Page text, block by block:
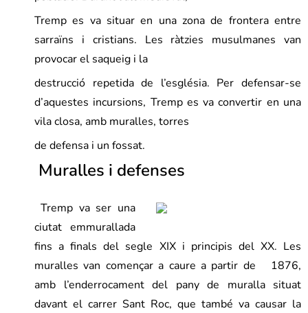
Tremp es va situar en una zona de frontera entre
sarraïns i cristians. Les ràtzies musulmanes van
provocar el saqueig i la
destrucció repetida de l’església. Per defensar-se
d’aquestes incursions, Tremp es va convertir en una
vila closa, amb muralles, torres
de defensa i un fossat.
Muralles i defenses
Tremp va ser una
ciutat emmurallada
fins a finals del segle XIX i principis del XX. Les
muralles van començar a caure a partir de 1876,
amb l’enderrocament del pany de muralla situat
davant el carrer Sant Roc, que també va causar la